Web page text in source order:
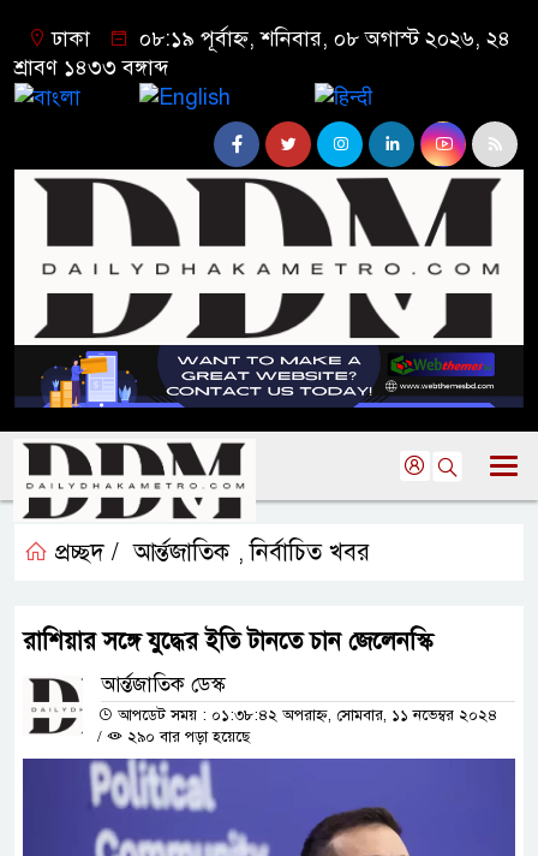
ঢাকা
০৮:১৯ পূর্বাহ্ন, শনিবার, ০৮ অগাস্ট ২০২৬, ২৪
শ্রাবণ ১৪৩৩ বঙ্গাব্দ
প্রচ্ছদ / আর্ন্তজাতিক ,নির্বাচিত খবর
রাশিয়ার সঙ্গে যুদ্ধের ইতি টানতে চান জেলেনস্কি
আর্ন্তজাতিক ডেস্ক
আপডেট সময় : ০১:৩৮:৪২ অপরাহ্ন, সোমবার, ১১ নভেম্বর ২০২৪
/
২৯০ বার পড়া হয়েছে